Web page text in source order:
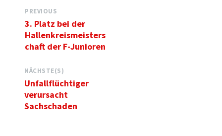
PREVIOUS
3. Platz bei der
Hallenkreismeisters
chaft der F-Junioren
NÄCHSTE(S)
Unfallflüchtiger
verursacht
Sachschaden